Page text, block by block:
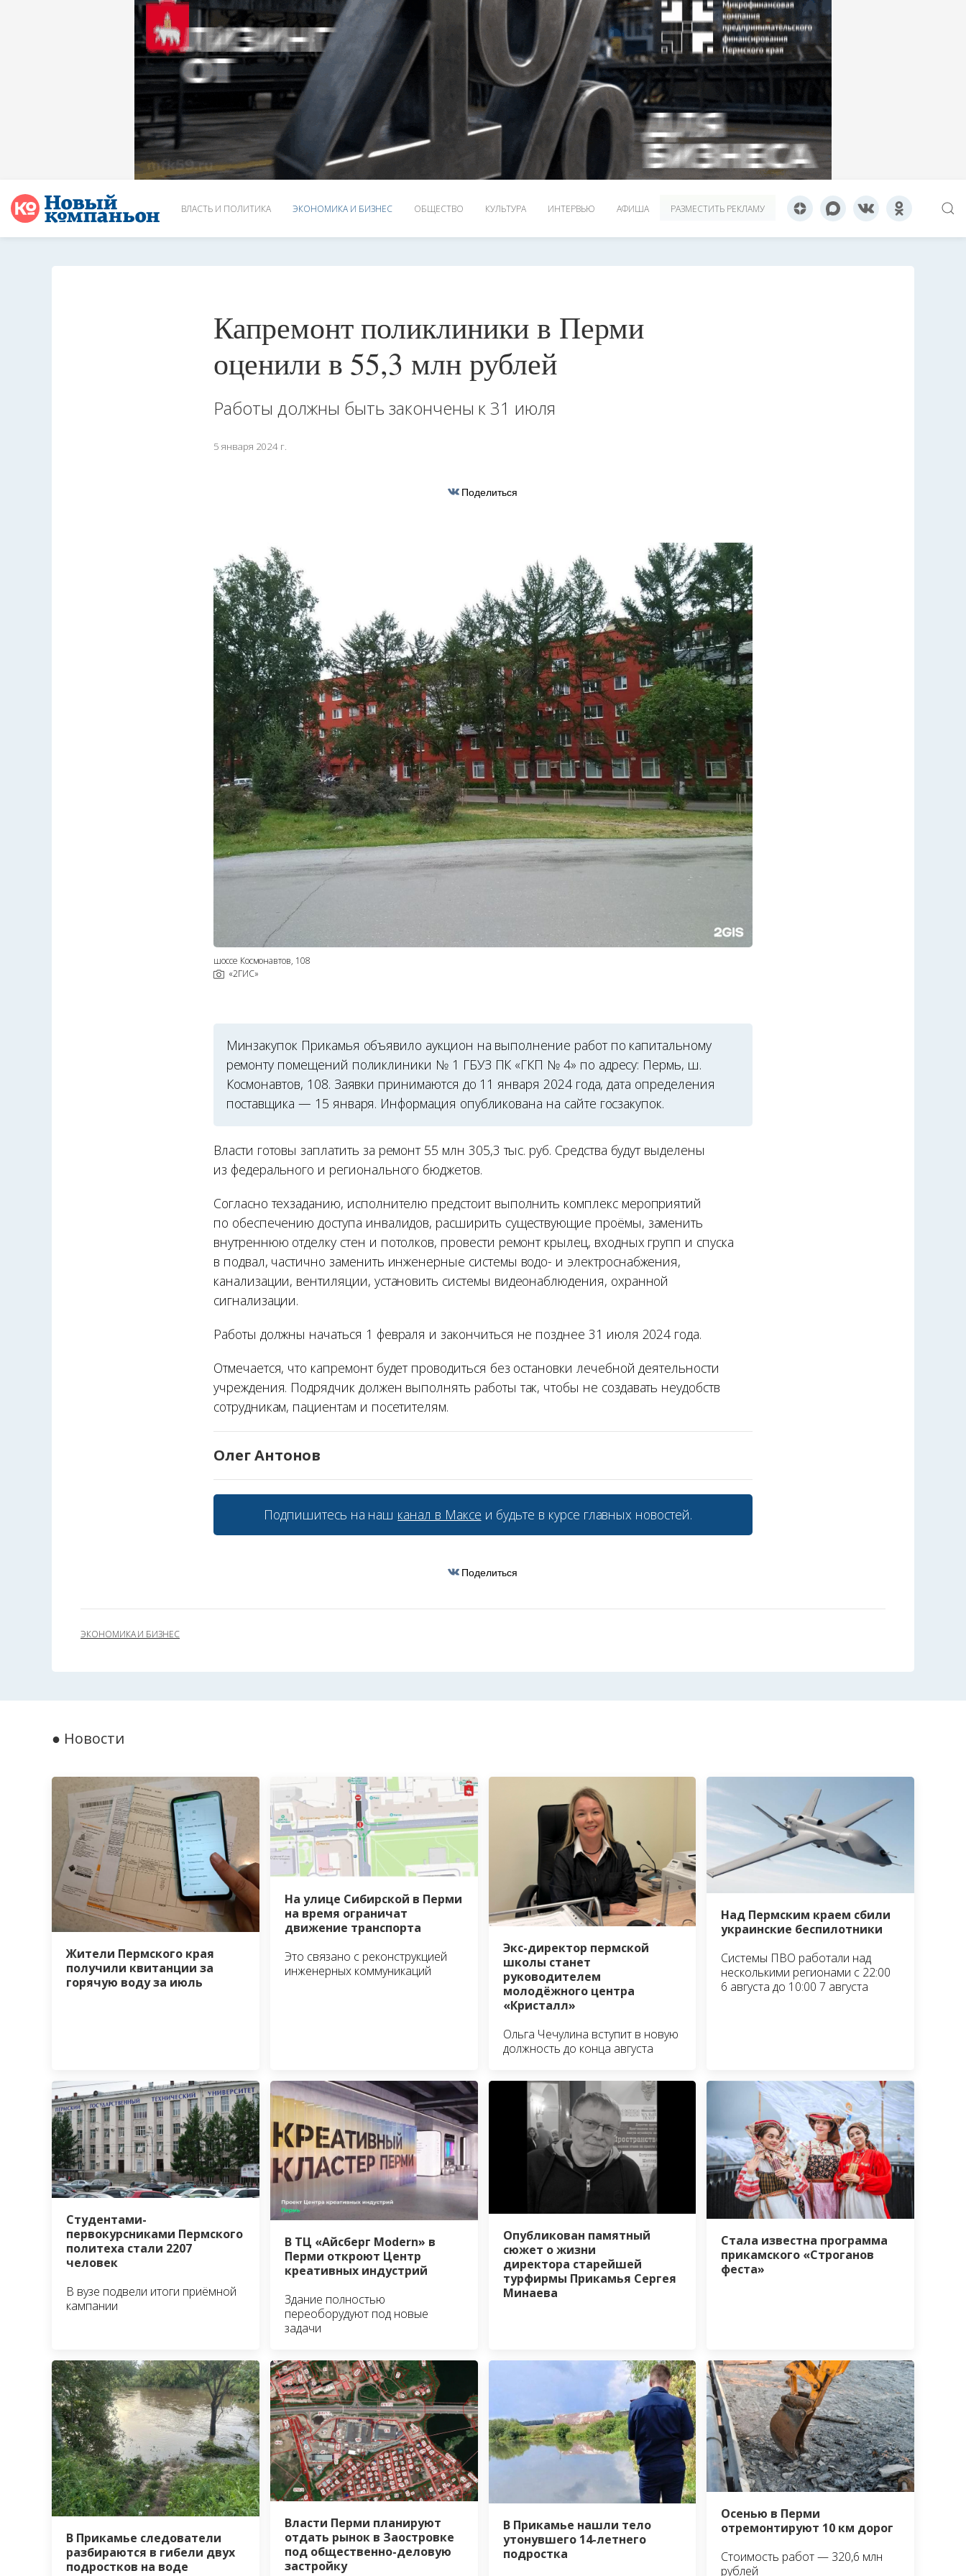
ВЛАСТЬ И ПОЛИТИКА ЭКОНОМИКА И БИЗНЕС ОБЩЕСТВО КУЛЬТУРА ИНТЕРВЬЮ АФИША РАЗМЕСТИТЬ РЕКЛАМУ
Капремонт поликлиники в Перми
оценили в 55,3 млн рублей
Работы должны быть закончены к 31 июля
5 января 2024 г.
Поделиться
шоссе Космонавтов, 108
«2ГИС»
Минзакупок Прикамья объявило аукцион на выполнение работ по капитальному
ремонту помещений поликлиники № 1 ГБУЗ ПК «ГКП № 4» по адресу: Пермь, ш.
Космонавтов, 108. Заявки принимаются до 11 января 2024 года, дата определения
поставщика — 15 января. Информация опубликована на сайте госзакупок.
Власти готовы заплатить за ремонт 55 млн 305,3 тыс. руб. Средства будут выделены
из федерального и регионального бюджетов.
Согласно техзаданию, исполнителю предстоит выполнить комплекс мероприятий
по обеспечению доступа инвалидов, расширить существующие проёмы, заменить
внутреннюю отделку стен и потолков, провести ремонт крылец, входных групп и спуска
в подвал, частично заменить инженерные системы водо- и электроснабжения,
канализации, вентиляции, установить системы видеонаблюдения, охранной
сигнализации.
Работы должны начаться 1 февраля и закончиться не позднее 31 июля 2024 года.
Отмечается, что капремонт будет проводиться без остановки лечебной деятельности
учреждения. Подрядчик должен выполнять работы так, чтобы не создавать неудобств
сотрудникам, пациентам и посетителям.
Олег Антонов
Подпишитесь на наш канал в Максе и будьте в курсе главных новостей.
Поделиться
ЭКОНОМИКА И БИЗНЕС
● Новости
Жители Пермского края
получили квитанции за
горячую воду за июль
На улице Сибирской в Перми
на время ограничат
движение транспорта
Это связано с реконструкцией
инженерных коммуникаций
Экс-директор пермской
школы станет
руководителем
молодёжного центра
«Кристалл»
Ольга Чечулина вступит в новую
должность до конца августа
Над Пермским краем сбили
украинские беспилотники
Системы ПВО работали над
несколькими регионами с 22:00
6 августа до 10:00 7 августа
Студентами-
первокурсниками Пермского
политеха стали 2207
человек
В вузе подвели итоги приёмной
кампании
В ТЦ «Айсберг Modern» в
Перми откроют Центр
креативных индустрий
Здание полностью
переоборудуют под новые
задачи
Опубликован памятный
сюжет о жизни
директора старейшей
турфирмы Прикамья Сергея
Минаева
Стала известна программа
прикамского «Строганов
феста»
В Прикамье следователи
разбираются в гибели двух
подростков на воде
Власти Перми планируют
отдать рынок в Заостровке
под общественно-деловую
застройку
В Прикамье нашли тело
утонувшего 14-летнего
подростка
Осенью в Перми
отремонтируют 10 км дорог
Стоимость работ — 320,6 млн
рублей